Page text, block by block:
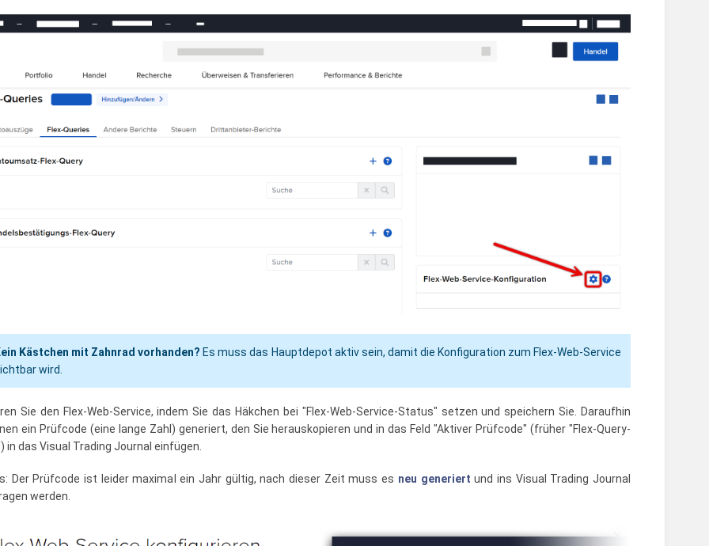
Kästchen mit Zahnrad vorhanden? Es muss das Hauptdepot aktiv sein, damit die Konfiguration zum Flex-Web-Service
wird.
Sie den Flex-Web-Service, indem Sie das Häkchen bei "Flex-Web-Service-Status" setzen und speichern Sie. Daraufhin
ein Prüfcode (eine lange Zahl) generiert, den Sie herauskopieren und in das Feld "Aktiver Prüfcode" (früher "Flex-Query-
in das Visual Trading Journal einfügen.
Der Prüfcode ist leider maximal ein Jahr gültig, nach dieser Zeit muss es neu generiert und ins Visual Trading Journal
werden.